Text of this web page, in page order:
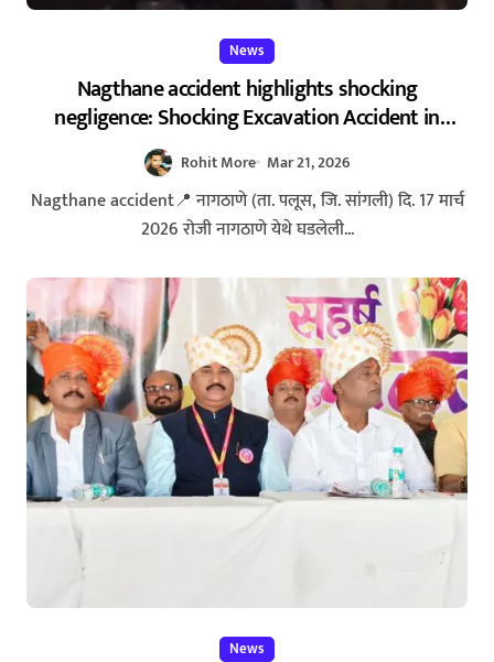
News
Nagthane accident highlights shocking
negligence: Shocking Excavation Accident in
Nagthane – निष्काळजी खोदकामाचा बळी! नागठाणे येथे
धक्कादायक अपघात
Rohit More Mar 21, 2026
Nagthane accident📍 नागठाणे (ता. पलूस, जि. सांगली) दि. 17 मार्च
2026 रोजी नागठाणे येथे घडलेली...
News